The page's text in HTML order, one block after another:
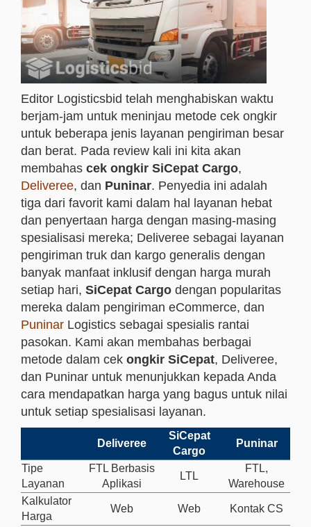
Editor Logisticsbid telah menghabiskan waktu
berjam-jam untuk meninjau metode cek ongkir
untuk beberapa jenis layanan pengiriman besar
dan berat. Pada review kali ini kita akan
membahas cek ongkir SiCepat Cargo,
Deliveree, dan Puninar. Penyedia ini adalah
tiga dari favorit kami dalam hal layanan hebat
dan penyertaan harga dengan masing-masing
spesialisasi mereka; Deliveree sebagai layanan
pengiriman truk dan kargo generalis dengan
banyak manfaat inklusif dengan harga murah
setiap hari, SiCepat Cargo dengan popularitas
mereka dalam pengiriman eCommerce, dan
Puninar Logistics sebagai spesialis rantai
pasokan. Kami akan membahas berbagai
metode dalam cek ongkir SiCepat, Deliveree,
dan Puninar untuk menunjukkan kepada Anda
cara mendapatkan harga yang bagus untuk nilai
untuk setiap spesialisasi layanan.
Deliveree
SiCepat
Cargo
Puninar
Tipe
Layanan
FTL Berbasis
Aplikasi
LTL
FTL,
Warehouse
Kalkulator
Harga
Web Web Kontak CS